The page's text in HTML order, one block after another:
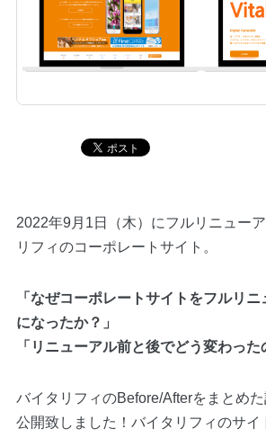
Blog
2022年9月1日（木）にフルリニュー
リフィのコーポレートサイト。
「なぜコーポレートサイトをフルリ
になったか？」
「リニューアル前と後でどう変わった
バイタリフィのBefore/Afterをまとめ
公開致しました！バイタリフィのサイ